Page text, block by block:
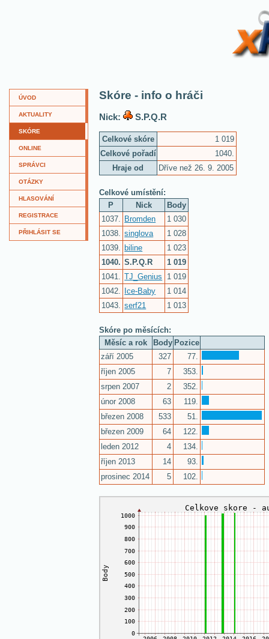
ÚVOD
AKTUALITY
SKÓRE
ONLINE
SPRÁVCI
OTÁZKY
HLASOVÁNÍ
REGISTRACE
PŘIHLÁSIT SE
Skóre - info o hráči
Nick: S.P.Q.R
Celkové skóre
1 019
Celkové pořadí
1040.
Hraje od
Dříve než 26. 9. 2005
Celkové umístění:
P
Nick
Body
1037.
Bromden
1 030
1038.
singlova
1 028
1039.
biline
1 023
1040. S.P.Q.R
1 019
1041.
TJ_Genius
1 019
1042.
Ice-Baby
1 014
1043.
serf21 1 013
Skóre po měsících:
Měsíc a rok
Body Pozice
září 2005
327
77.
říjen 2005
7
353.
srpen 2007
2
352.
únor 2008
63
119.
březen 2008
533
51.
březen 2009
64
122.
leden 2012
4
134.
říjen 2013
14
93.
prosinec 2014
5 102.